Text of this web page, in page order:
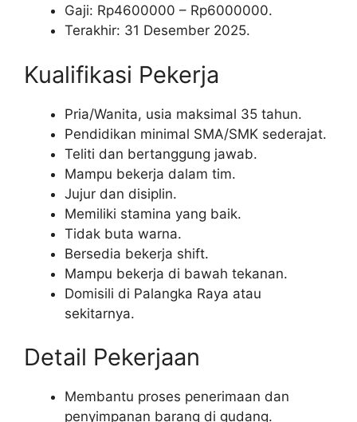
Gaji: Rp4600000 – Rp6000000.
Terakhir: 31 Desember 2025.
Kualifikasi Pekerja
Pria/Wanita, usia maksimal 35 tahun.
Pendidikan minimal SMA/SMK sederajat.
Teliti dan bertanggung jawab.
Mampu bekerja dalam tim.
Jujur dan disiplin.
Memiliki stamina yang baik.
Tidak buta warna.
Bersedia bekerja shift.
Mampu bekerja di bawah tekanan.
Domisili di Palangka Raya atau
sekitarnya.
Detail Pekerjaan
Membantu proses penerimaan dan
penyimpanan barang di gudang.